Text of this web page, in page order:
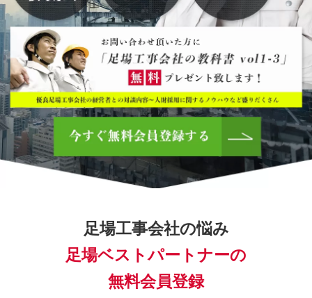
足場工事会社の悩み
足場ベストパートナーの
無料会員登録